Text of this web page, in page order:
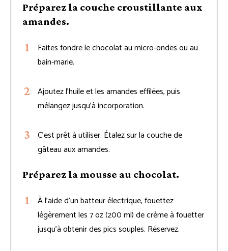
Préparez la couche croustillante aux
amandes.
Faites fondre le chocolat au micro-ondes ou au
bain-marie.
Ajoutez l’huile et les amandes effilées, puis
mélangez jusqu’à incorporation.
C’est prêt à utiliser. Étalez sur la couche de
gâteau aux amandes.
Préparez la mousse au chocolat.
À l’aide d’un batteur électrique, fouettez
légèrement les 7 oz (200 ml) de crème à fouetter
jusqu’à obtenir des pics souples. Réservez.